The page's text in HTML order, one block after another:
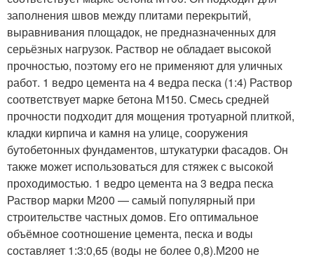
заполнения швов между плитами перекрытий,
выравнивания площадок, не предназначенных для
серьёзных нагрузок. Раствор не обладает высокой
прочностью, поэтому его не применяют для уличных
работ. 1 ведро цемента на 4 ведра песка (1:4) Раствор
соответствует марке бетона М150. Смесь средней
прочности подходит для мощения тротуарной плиткой,
кладки кирпича и камня на улице, сооружения
бутобетонных фундаментов, штукатурки фасадов. Он
также может использоваться для стяжек с высокой
проходимостью. 1 ведро цемента на 3 ведра песка
Раствор марки М200 — самый популярный при
строительстве частных домов. Его оптимальное
объёмное соотношение цемента, песка и воды
составляет 1:3:0,65 (воды не более 0,8).М200 не